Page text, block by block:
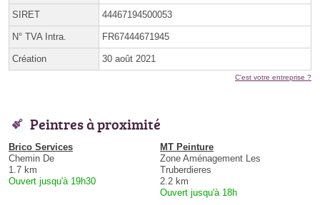
SIRET 44467194500053
N° TVA Intra. FR67444671945
Création 30 août 2021
C'est votre entreprise ?
Peintres à proximité
Brico Services
Chemin De
1.7 km
Ouvert jusqu'à 19h30
MT Peinture
Zone Aménagement Les
Truberdieres
2.2 km
Ouvert jusqu'à 18h